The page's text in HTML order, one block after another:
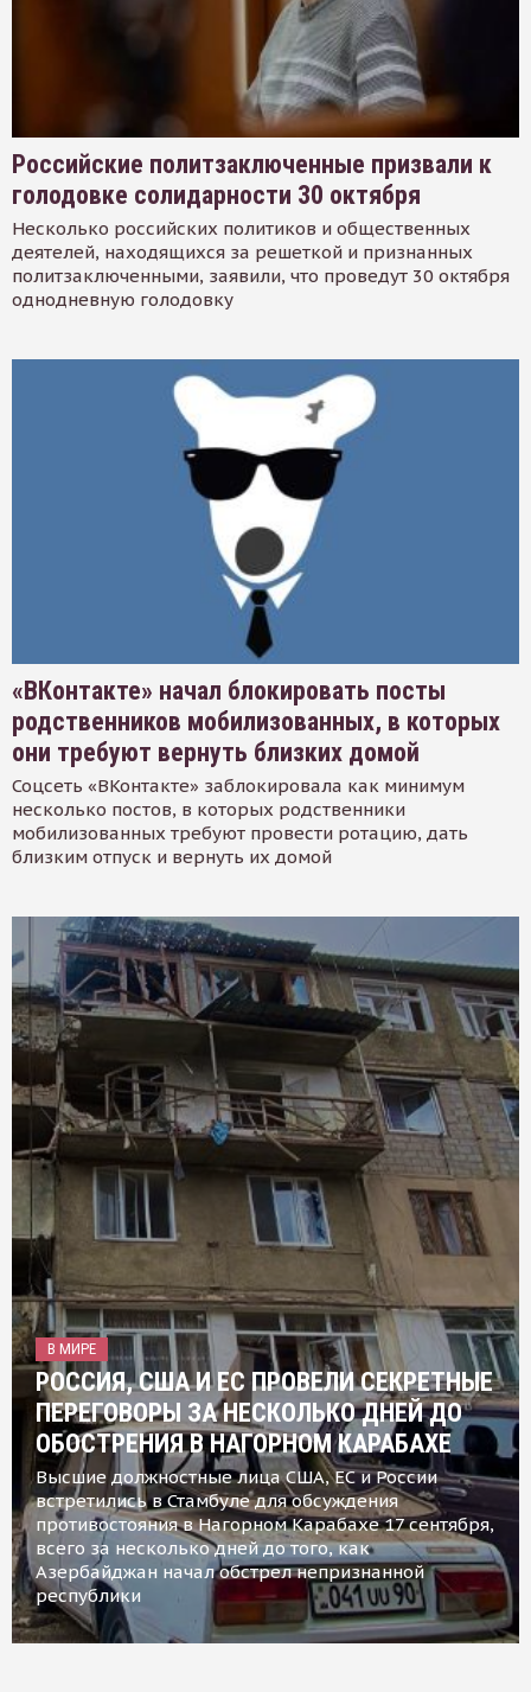
Российские политзаключенные призвали к
голодовке солидарности 30 октября
Несколько российских политиков и общественных
деятелей, находящихся за решеткой и признанных
политзаключенными, заявили, что проведут 30 октября
однодневную голодовку
«ВКонтакте» начал блокировать посты
родственников мобилизованных, в которых
они требуют вернуть близких домой
Соцсеть «ВКонтакте» заблокировала как минимум
несколько постов, в которых родственники
мобилизованных требуют провести ротацию, дать
близким отпуск и вернуть их домой
В МИРЕ
РОССИЯ, США И ЕС ПРОВЕЛИ СЕКРЕТНЫЕ
ПЕРЕГОВОРЫ ЗА НЕСКОЛЬКО ДНЕЙ ДО
ОБОСТРЕНИЯ В НАГОРНОМ КАРАБАХЕ
Высшие должностные лица США, ЕС и России
встретились в Стамбуле для обсуждения
противостояния в Нагорном Карабахе 17 сентября,
всего за несколько дней до того, как
Азербайджан начал обстрел непризнанной
республики